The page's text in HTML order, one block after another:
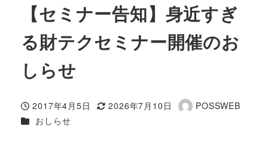
【セミナー告知】身近すぎ
る財テクセミナー開催のお
しらせ
投稿日
2017年4月5日
更新日
2026年7月10日
著
POSSWEB
カテゴリー
おしらせ